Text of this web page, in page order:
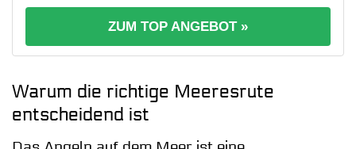
ZUM TOP ANGEBOT »
Warum die richtige Meeresrute
entscheidend ist